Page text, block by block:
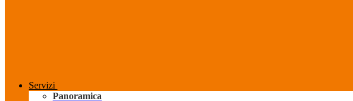
Servizi
Panoramica